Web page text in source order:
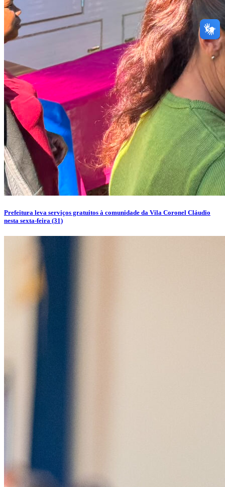
Prefeitura leva serviços gratuitos à comunidade da Vila Coronel Cláudio
nesta sexta-feira (31)